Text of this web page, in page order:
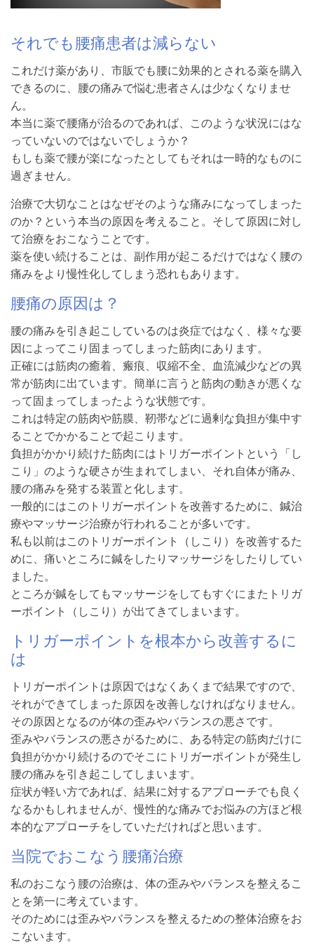
それでも腰痛患者は減らない
これだけ薬があり、市販でも腰に効果的とされる薬を購入
できるのに、腰の痛みで悩む患者さんは少なくなりませ
ん。
本当に薬で腰痛が治るのであれば、このような状況にはな
っていないのではないでしょうか？
もしも薬で腰が楽になったとしてもそれは一時的なものに
過ぎません。
治療で大切なことはなぜそのような痛みになってしまった
のか？という本当の原因を考えること。そして原因に対し
て治療をおこなうことです。
薬を使い続けることは、副作用が起こるだけではなく腰の
痛みをより慢性化してしまう恐れもあります。
腰痛の原因は？
腰の痛みを引き起こしているのは炎症ではなく、様々な要
因によってこり固まってしまった筋肉にあります。
正確には筋肉の癒着、瘢痕、収縮不全、血流減少などの異
常が筋肉に出ています。簡単に言うと筋肉の動きが悪くな
って固まってしまったような状態です。
これは特定の筋肉や筋膜、靭帯などに過剰な負担が集中す
ることでかかることで起こります。
負担がかかり続けた筋肉にはトリガーポイントという「し
こり」のような硬さが生まれてしまい、それ自体が痛み、
腰の痛みを発する装置と化します。
一般的にはこのトリガーポイントを改善するために、鍼治
療やマッサージ治療が行われることが多いです。
私も以前はこのトリガーポイント（しこり）を改善するた
めに、痛いところに鍼をしたりマッサージをしたりしてい
ました。
ところが鍼をしてもマッサージをしてもすぐにまたトリガ
ーポイント（しこり）が出てきてしまいます。
トリガーポイントを根本から改善するに
は
トリガーポイントは原因ではなくあくまで結果ですので、
それができてしまった原因を改善しなければなりません。
その原因となるのが体の歪みやバランスの悪さです。
歪みやバランスの悪さがるために、ある特定の筋肉だけに
負担がかかり続けるのでそこにトリガーポイントが発生し
腰の痛みを引き起こしてしまいます。
症状が軽い方であれば、結果に対するアプローチでも良く
なるかもしれませんが、慢性的な痛みでお悩みの方ほど根
本的なアプローチをしていただければと思います。
当院でおこなう腰痛治療
私のおこなう腰の治療は、体の歪みやバランスを整えるこ
とを第一に考えています。
そのためには歪みやバランスを整えるための整体治療をお
こないます。